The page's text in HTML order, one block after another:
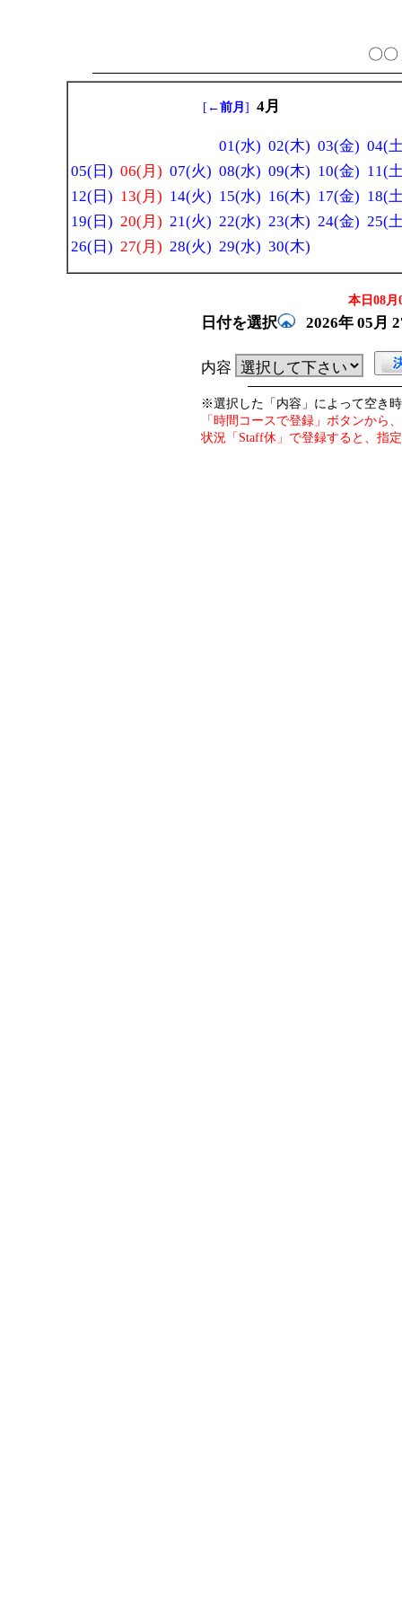
〇
[ ←前月 ] 4月
01(水) 02(木) 03(金) 04(
05(日) 06(月) 07(火) 08(水) 09(木) 10(金) 11(
12(日) 13(月) 14(火) 15(水) 16(木) 17(金) 18(
19(日) 20(月) 21(火) 22(水) 23(木) 24(金) 25(
26(日) 27(月) 28(火) 29(水) 30(木)
本日08月
日付を選択 2026年 05月
内容
※選択した「内容」によって空き
「時間コースで登録」ボタンから
状況「Staff休」で登録すると、指